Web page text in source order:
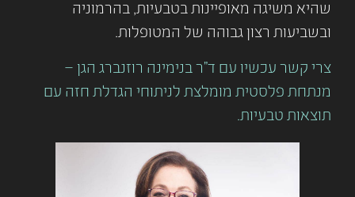
שהיא משיגה מאופיינות בטבעיות, בהרמוניה
ובשביעות רצון גבוהה של המטופלות.
צרי קשר עכשיו עם ד"ר בנימינה רוזנברג הגן –
מנתחת פלסטית מומלצת לניתוחי הגדלת חזה עם
תוצאות טבעיות.